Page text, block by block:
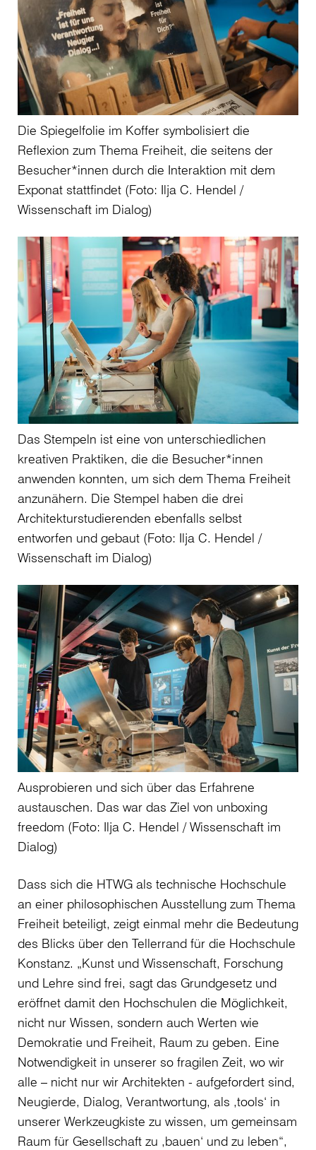
Die Spiegelfolie im Koffer symbolisiert die
Reflexion zum Thema Freiheit, die seitens der
Besucher*innen durch die Interaktion mit dem
Exponat stattfindet (Foto: Ilja C. Hendel /
Wissenschaft im Dialog)
Das Stempeln ist eine von unterschiedlichen
kreativen Praktiken, die die Besucher*innen
anwenden konnten, um sich dem Thema Freiheit
anzunähern. Die Stempel haben die drei
Architekturstudierenden ebenfalls selbst
entworfen und gebaut (Foto: Ilja C. Hendel /
Wissenschaft im Dialog)
Ausprobieren und sich über das Erfahrene
austauschen. Das war das Ziel von unboxing
freedom (Foto: Ilja C. Hendel / Wissenschaft im
Dialog)
Dass sich die HTWG als technische Hochschule
an einer philosophischen Ausstellung zum Thema
Freiheit beteiligt, zeigt einmal mehr die Bedeutung
des Blicks über den Tellerrand für die Hochschule
Konstanz. „Kunst und Wissenschaft, Forschung
und Lehre sind frei, sagt das Grundgesetz und
eröffnet damit den Hochschulen die Möglichkeit,
nicht nur Wissen, sondern auch Werten wie
Demokratie und Freiheit, Raum zu geben. Eine
Notwendigkeit in unserer so fragilen Zeit, wo wir
alle – nicht nur wir Architekten - aufgefordert sind,
Neugierde, Dialog, Verantwortung, als ,tools‘ in
unserer Werkzeugkiste zu wissen, um gemeinsam
Raum für Gesellschaft zu ,bauen‘ und zu leben“,